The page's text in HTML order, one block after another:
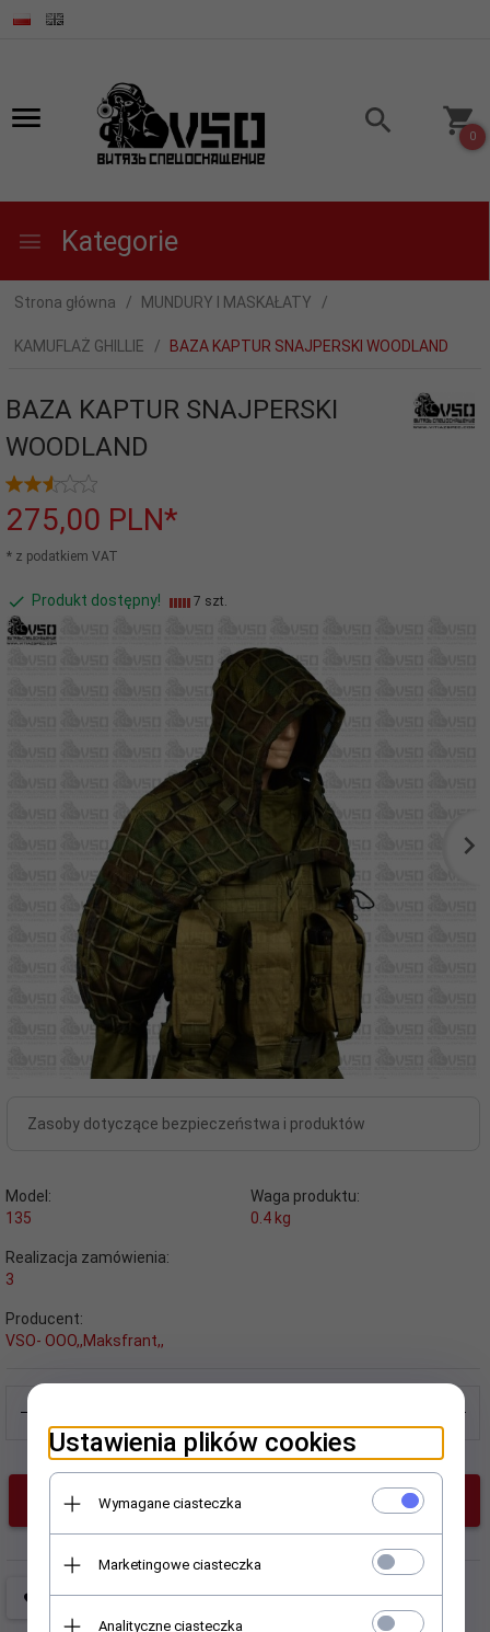
0
Kategorie
Strona główna MUNDURY I MASKAŁATY
KAMUFLAŻ GHILLIE BAZA KAPTUR SNAJPERSKI WOODLAND
BAZA KAPTUR SNAJPERSKI
WOODLAND
275,00 PLN*
* z podatkiem VAT
Produkt dostępny! 7 szt.
Zasoby dotyczące bezpieczeństwa i produktów
Model:
135
Waga produktu:
0.4 kg
Realizacja zamówienia:
3
Producent:
VSO- OOO,,Maksfrant,,
KUP TERAZ!
Ustawienia plików cookies
Wymagane ciasteczka
Marketingowe ciasteczka
Analityczne ciasteczka